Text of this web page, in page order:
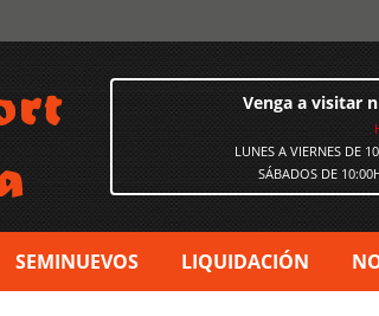
Venga a visitar
LUNES A VIERNES DE
SÁBADOS DE
SEMINUEVOS LIQUIDACIÓN